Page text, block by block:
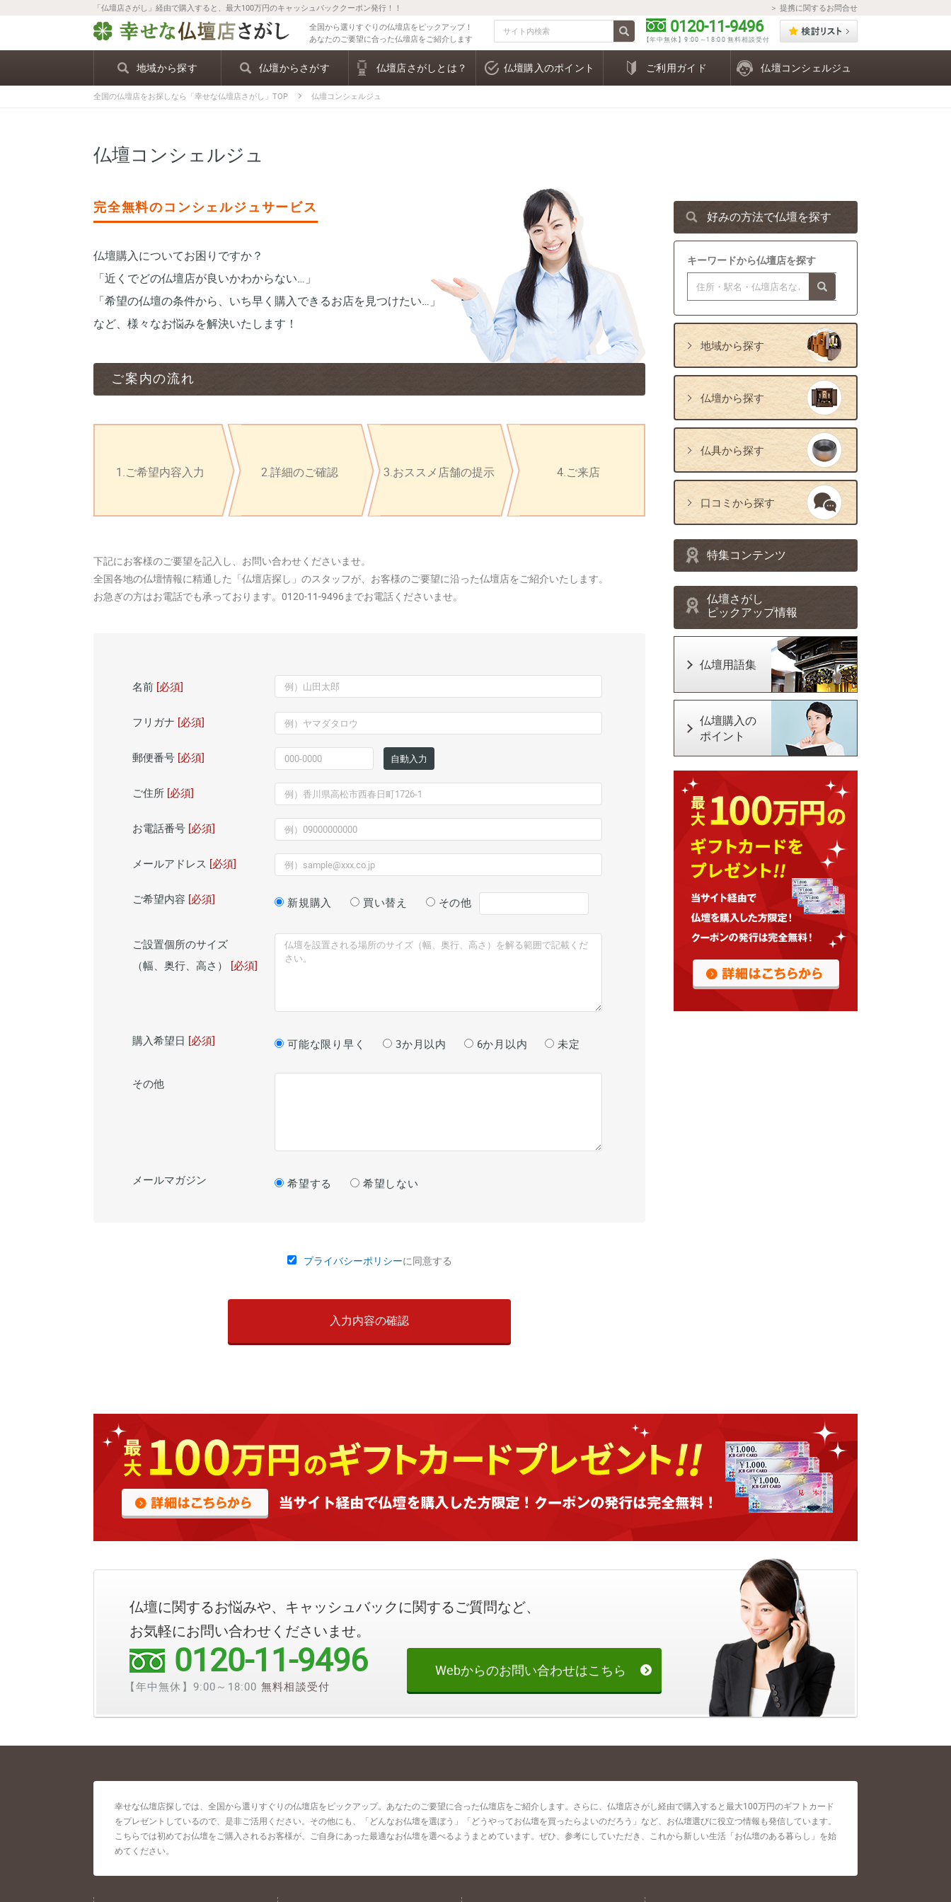
「仏壇店さがし」経由で購入すると、最大100万円のキャッシュバッククーポン発行！！
＞ 提携に関するお問合せ
全国から選りすぐりの仏壇店をピックアップ！
あなたのご要望に合った仏壇店をご紹介します
0120-11-9496
【年中無休】9:00～18:00 無料相談受付
地域から探す 仏壇からさがす 仏壇店さがしとは？ 仏壇購入のポイント ご利用ガイド 仏壇コンシェルジュ
全国の仏壇店をお探しなら「幸せな仏壇店さがし」TOP 仏壇コンシェルジュ
仏壇コンシェルジュ
完全無料のコンシェルジュサービス
仏壇購入についてお困りですか？
「近くでどの仏壇店が良いかわからない…」
「希望の仏壇の条件から、いち早く購入でき るお店を見つけたい…」
など、様々なお悩みを解決いたします！
ご案内の流れ
1.ご希望内容入力 2.詳細のご確認 3.おススメ店舗の提示 4.ご来店
下記にお客様のご要望を記入し、お問い合わせくださいませ。
全国各地の仏壇情報に精通した「仏壇店探し」のスタッフが、お客様のご要望に沿った仏壇店をご紹介いたします。
お急ぎの方はお電話でも承っております。0120-11-9496までお電話くださいませ。
名前 [必須]
フリガナ [必須]
郵便番号 [必須] 自動入力
ご住所 [必須]
お電話番号 [必須]
メールアドレス [必須]
ご希望内容 [必須] 新規購入 買い替え その他
ご設置個所のサイズ
（幅、奥行、高さ） [必須]
購入希望日 [必須] 可能な限り早く 3か月以内 6か月以内 未定
その他
メールマガジン 希望する 希望しない
プライバシーポリシーに同意する
入力内容の確認
好みの方法で仏壇を探す
キーワードから仏壇店を探す
地域から探す
仏壇から探す
仏具から探す
口コミから探す
特集コンテンツ
仏壇さがし
ピックアップ情報
仏壇用語集
仏壇購入の
ポイント
仏壇に関するお悩みや、キャッシュバックに関するご質問など、
お気軽にお問い合わせくださいませ。
0120-11-9496
【年中無休】9:00～18:00 無料相談受付
Webからのお問い合わせはこちら
幸せな仏壇店探しでは、全国から選りすぐりの仏壇店をピックアップ。あなたのご要望に合った仏壇店をご紹介します。さらに、仏壇店さがし経由で購入すると最大100万円のギフトカード
をプレゼントしているので、是非ご活用ください。その他にも、「どんなお仏壇を選ぼう」「どうやってお仏壇を買ったらよいのだろう」など、お仏壇選びに役立つ情報も発信しています。
こちらでは初めてお仏壇をご購入されるお客様が、ご自身にあった最適なお仏壇を選べるようまとめています。ぜひ、参考にしていただき、これから新しい生活「お仏壇のある暮らし」を始
めてください。